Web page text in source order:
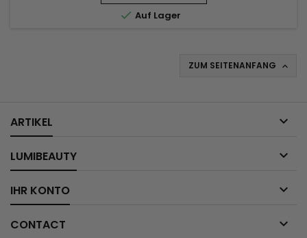
 Auf Lager
ZUM SEITENANFANG 
ARTIKEL 
LUMIBEAUTY 
IHR KONTO 
CONTACT 